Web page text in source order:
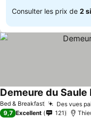
Consulter les prix de 2
Bed & Breakfast Des vues
Demeure du Saule
9,7 Excellent 121